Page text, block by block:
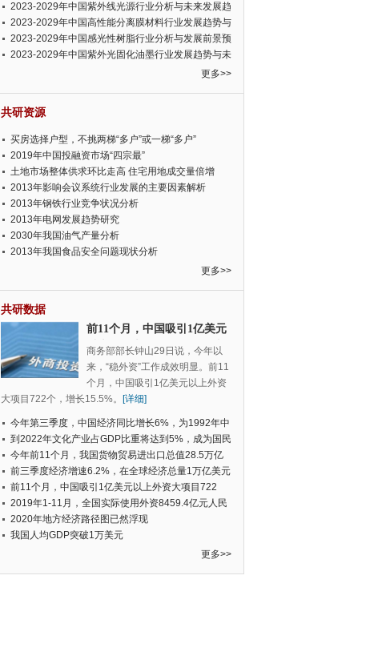
报告
2023-2029年中国紫外线光源行业分析与未来发展趋
势报告
2023-2029年中国高性能分离膜材料行业发展趋势与
发展前景预测报告
2023-2029年中国感光性树脂行业分析与发展前景预
测报告
2023-2029年中国紫外光固化油墨行业发展趋势与未
更多>>
共研资源
买房选择户型，不挑两梯“多户”或一梯“多户”
2019年中国投融资市场“四宗最”
土地市场整体供求环比走高 住宅用地成交量倍增
2013年影响会议系统行业发展的主要因素解析
2013年钢铁行业竞争状况分析
2013年电网发展趋势研究
2030年我国油气产量分析
2013年我国食品安全问题现状分析
更多>>
共研数据
前11个月，中国吸引1亿美元
以上外资大项目722个，增长
15.5%
商务部部长钟山29日说，今年以
来，“稳外资”工作成效明显。前11
个月，中国吸引1亿美元以上外资
大项目722个，增长15.5%。 [详细]
今年第三季度，中国经济同比增长6%，为1992年中
国有季度数据以来的新低
到2022年文化产业占GDP比重将达到5%，成为国民
经济支柱产业
今年前11个月，我国货物贸易进出口总值28.5万亿
元人民币，比去年同期增长2.4%
前三季度经济增速6.2%，在全球经济总量1万亿美元
以上的经济体中增速最快
前11个月，中国吸引1亿美元以上外资大项目722
个，增长15.5%
2019年1-11月，全国实际使用外资8459.4亿元人民
币，同比增长6.0%
2020年地方经济路径图已然浮现
我国人均GDP突破1万美元
更多>>